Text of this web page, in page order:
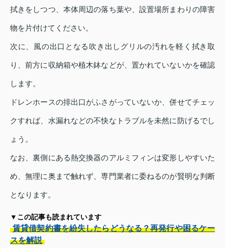
拭きをしつつ、本体周辺の落ち葉や、設置場所まわりの障害
物を片付けてください。
次に、風の出口となる吹き出しグリルの汚れを軽く拭き取
り、前方に収納箱や植木鉢などが、置かれていないかを確認
します。
ドレンホースの排出口がふさがっていないか、併せてチェッ
クすれば、水漏れなどの不快なトラブルを未然に防げるでし
ょう。
なお、裏側にある熱交換器のアルミフィンは変形しやすいた
め、無理に奥まで触れず、専門業者に委ねるのが賢明な判断
となります。
▼この記事も読まれています
賃貸借契約書を紛失したらどうなる？再発行や困るケー
スを解説